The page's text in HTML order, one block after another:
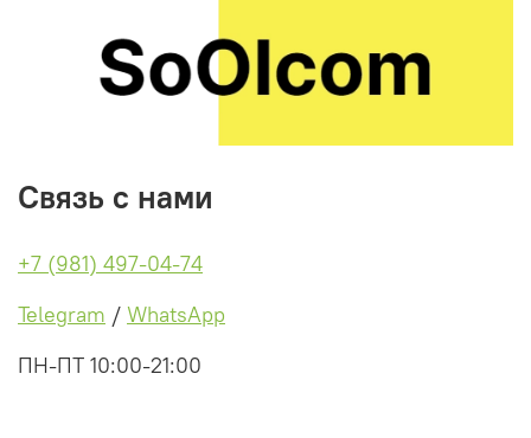
Связь с нами
+7 (981) 497-04-74
Telegram / WhatsApp
ПН-ПТ 10:00-21:00